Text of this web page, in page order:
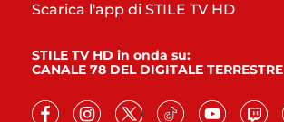
Scarica l'app di STILE TV HD
STILE TV HD in onda su:
CANALE 78 DEL DIGITALE TERRESTRE